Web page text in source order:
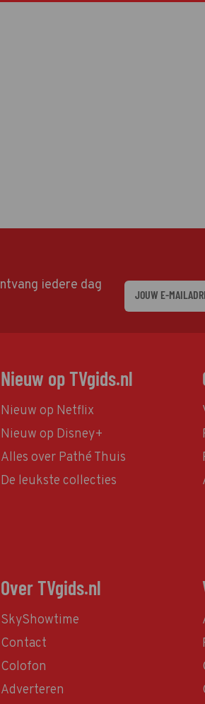
iedere dag
Nieuw op TVgids.nl
Nieuw op Netflix
Nieuw op Disney+
Alles over Pathé Thuis
De leukste collecties
Over TVgids.nl
SkyShowtime
Contact
Colofon
Adverteren